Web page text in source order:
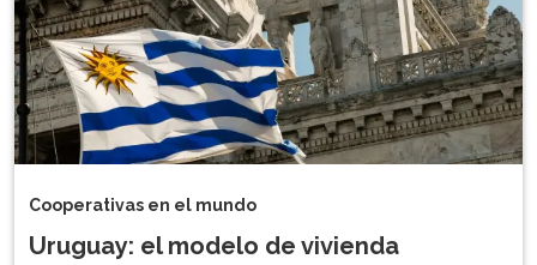
Cooperativas en el mundo
Uruguay: el modelo de vivienda